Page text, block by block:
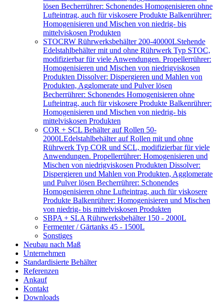
lösen Becherrührer: Schonendes Homogenisieren ohne
Lufteintrag, auch für viskosere Produkte Balkenrührer:
Homogenisieren und Mischen von niedrig- bis
mittelviskosen Produkten
STOCRW Rührwerksbehälter 200-40000LStehende
Edelstahlbehälter mit und ohne Rührwerk Typ STOC,
modifizierbar für viele Anwendungen. Propellerrührer:
Homogenisieren und Mischen von niedrigviskosen
Produkten Dissolver: Dispergieren und Mahlen von
Produkten, Agglomerate und Pulver lösen
Becherrührer: Schonendes Homogenisieren ohne
Lufteintrag, auch für viskosere Produkte Balkenrührer:
Homogenisieren und Mischen von niedrig- bis
mittelviskosen Produkten
COR + SCL Behälter auf Rollen 50-
2000LEdelstahlbehälter auf Rollen mit und ohne
Rührwerk Typ COR und SCL, modifizierbar für viele
Anwendungen. Propellerrührer: Homogenisieren und
Mischen von niedrigviskosen Produkten Dissolver:
Dispergieren und Mahlen von Produkten, Agglomerate
und Pulver lösen Becherrührer: Schonendes
Homogenisieren ohne Lufteintrag, auch für viskosere
Produkte Balkenrührer: Homogenisieren und Mischen
von niedrig- bis mittelviskosen Produkten
SBPA + SLA Rührwerksbehälter 150 - 2000L
Fermenter / Gärtanks 45 - 1500L
Sonstiges
Neubau nach Maß
Unternehmen
Standardisierte Behälter
Referenzen
Ankauf
Kontakt
Downloads